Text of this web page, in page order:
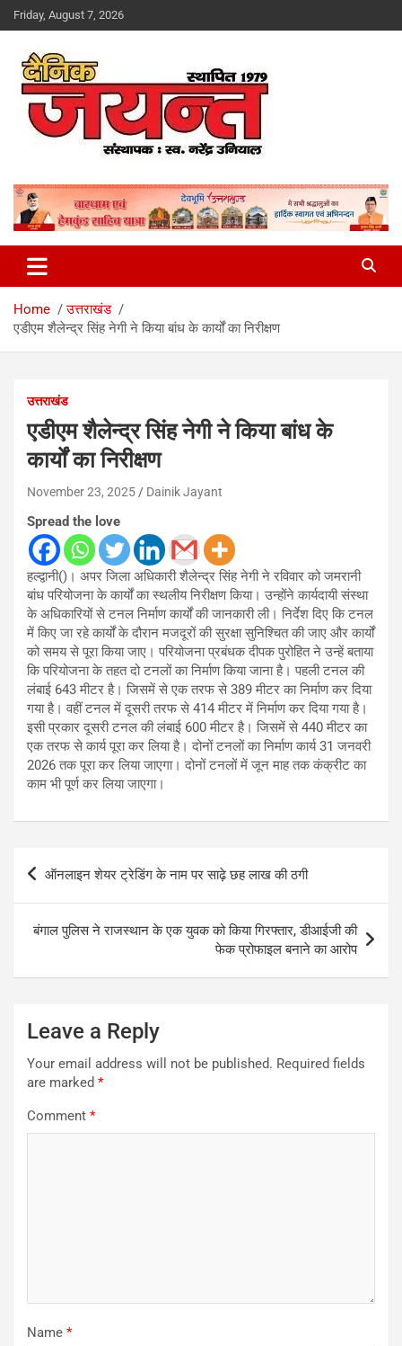
Skip
to
Friday, August 7, 2026
Dainik Jayant
Home
उत्तराखंड
एडीएम शैलेन्द्र सिंह नेगी ने किया बांध के कार्यों का निरीक्षण
उत्तराखंड
एडीएम शैलेन्द्र सिंह नेगी ने किया बांध के
कार्यों का निरीक्षण
November 23, 2025 Dainik Jayant
Spread the love
हल्द्वानी()। अपर जिला अधिकारी शैलेन्द्र सिंह नेगी ने रविवार को जमरानी
बांध परियोजना के कार्यों का स्थलीय निरीक्षण किया। उन्होंने कार्यदायी संस्था
के अधिकारियों से टनल निर्माण कार्यों की जानकारी ली। निर्देश दिए कि टनल
में किए जा रहे कार्यों के दौरान मजदूरों की सुरक्षा सुनिश्चित की जाए और कार्यों
को समय से पूरा किया जाए। परियोजना प्रबंधक दीपक पुरोहित ने उन्हें बताया
कि परियोजना के तहत दो टनलों का निर्माण किया जाना है। पहली टनल की
लंबाई 643 मीटर है। जिसमें से एक तरफ से 389 मीटर का निर्माण कर दिया
गया है। वहीं टनल में दूसरी तरफ से 414 मीटर में निर्माण कर दिया गया है।
इसी प्रकार दूसरी टनल की लंबाई 600 मीटर है। जिसमें से 440 मीटर का
एक तरफ से कार्य पूरा कर लिया है। दोनों टनलों का निर्माण कार्य 31 जनवरी
2026 तक पूरा कर लिया जाएगा। दोनों टनलों में जून माह तक कंक्रीट का
काम भी पूर्ण कर लिया जाएगा।
Post
navigation
ऑनलाइन शेयर ट्रेडिंग के नाम पर साढ़े छह लाख की ठगी
बंगाल पुलिस ने राजस्थान के एक युवक को किया गिरफ्तार, डीआईजी की
फेक प्रोफाइल बनाने का आरोप
Leave a Reply
Your email address will not be published. Required fields
are marked *
Comment *
Name *